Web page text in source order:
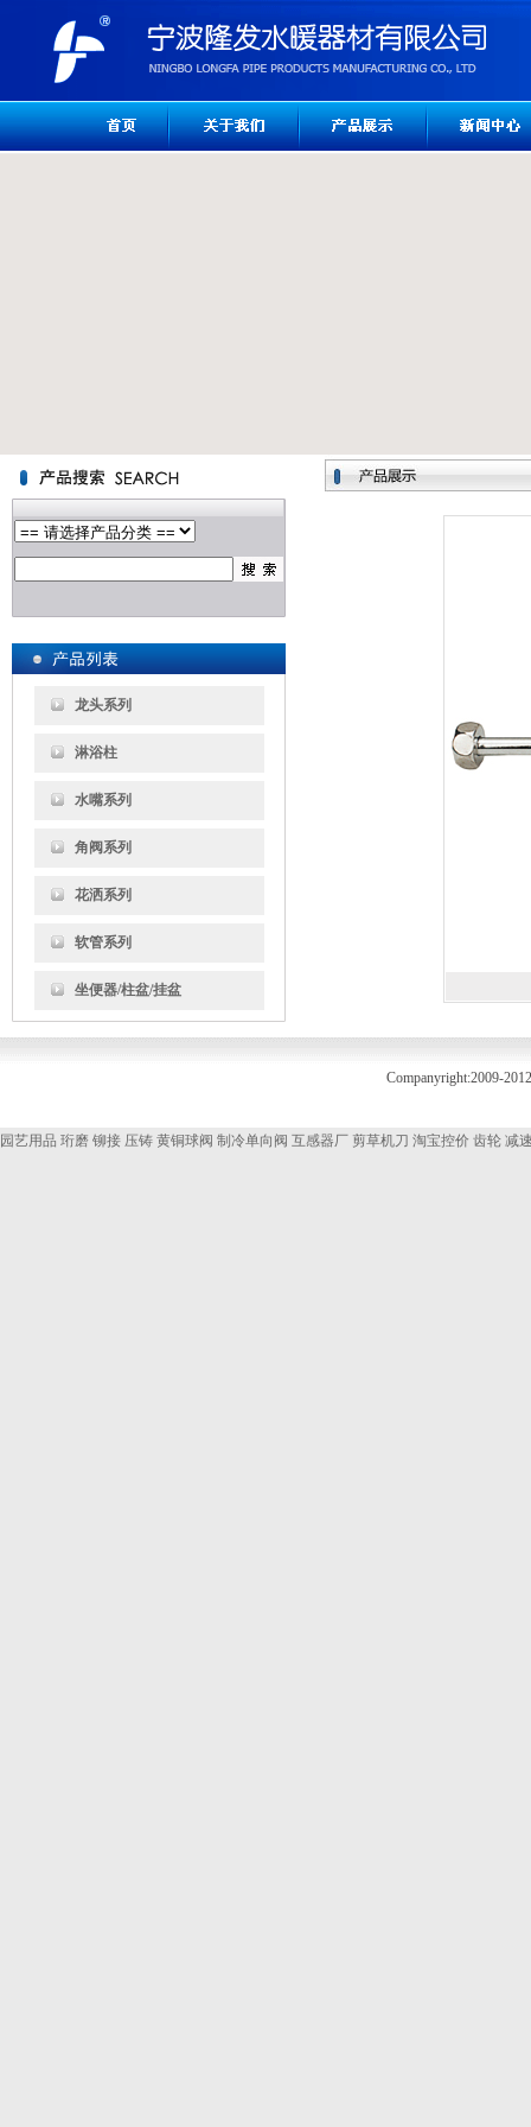
龙头系列
淋浴柱
水嘴系列
角阀系列
花洒系列
软管系列
坐便器/柱盆/挂盆
Companyright:2009-
园艺用品 珩磨 铆接 压铸 黄铜球阀 制冷单向阀 互感器厂 剪草机刀 淘宝控价 齿轮 减